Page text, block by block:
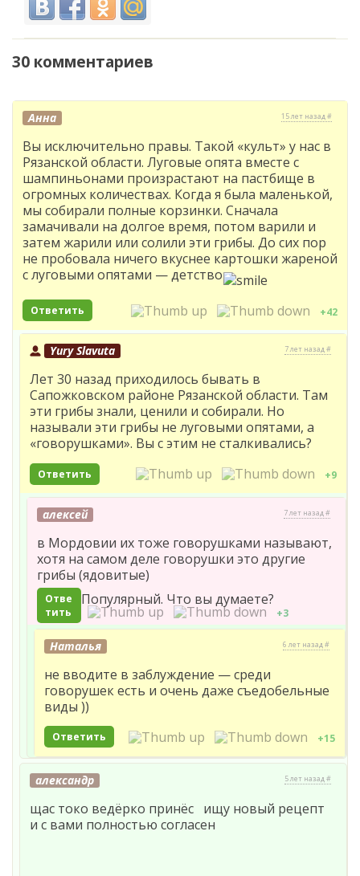
30 комментариев
Анна 15 лет назад #
Вы исключительно правы. Такой «культ» у нас в
Рязанской области. Луговые опята вместе с
шампиньонами произрастают на пастбище в
огромных количествах. Когда я была маленькой,
мы собирали полные корзинки. Сначала
замачивали на долгое время, потом варили и
затем жарили или солили эти грибы. До сих пор
не пробовала ничего вкуснее картошки жареной
с луговыми опятами — детство
Ответить +42
Yury Slavuta 7 лет назад #
Лет 30 назад приходилось бывать в
Сапожковском районе Рязанской области. Там
эти грибы знали, ценили и собирали. Но
называли эти грибы не луговыми опятами, а
«говорушками». Вы с этим не сталкивались?
Ответить +9
алексей 7 лет назад #
в Мордовии их тоже говорушками называют,
хотя на самом деле говорушки это другие
грибы (ядовитые)
Отве
тить
Популярный. Что вы думаете?
+3
Наталья 6 лет назад #
не вводите в заблуждение — среди
говорушек есть и очень даже съедобельные
виды ))
Ответить +15
александр 5 лет назад #
щас токо ведёрко принёс ищу новый рецепт
и с вами полностью согласен